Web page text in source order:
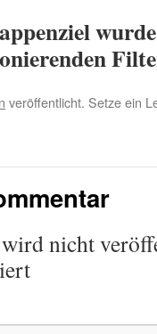
veröffentlicht. Setze ein
nicht